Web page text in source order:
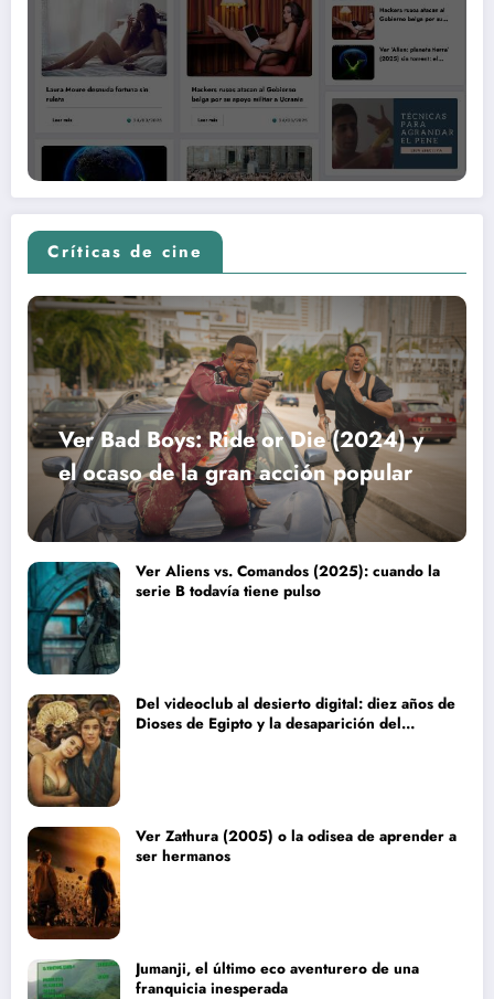
Críticas de cine
Ver Bad Boys: Ride or Die (2024) y
el ocaso de la gran acción popular
Ver Aliens vs. Comandos (2025): cuando la
serie B todavía tiene pulso
Del videoclub al desierto digital: diez años de
Dioses de Egipto y la desaparición del
Ver Zathura (2005) o la odisea de aprender a
ser hermanos
Jumanji, el último eco aventurero de una
franquicia inesperada